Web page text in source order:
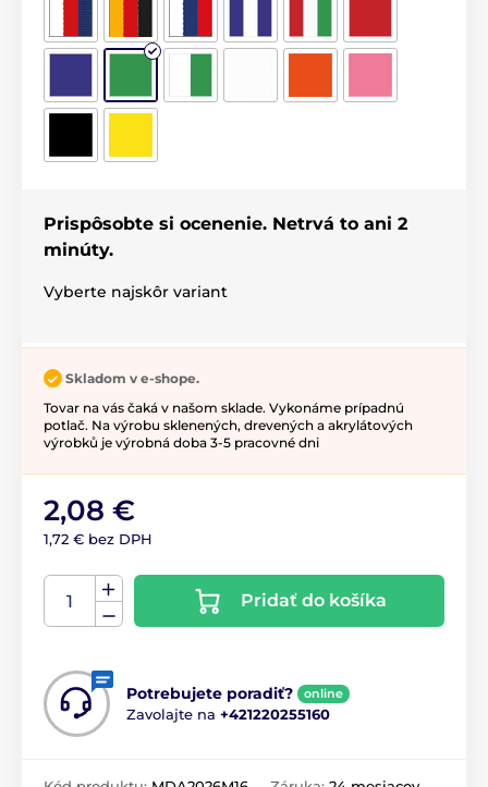
Prispôsobte si ocenenie. Netrvá to ani 2
minúty.
Vyberte najskôr variant
Skladom v e-shope.
Tovar na vás čaká v našom sklade. Vykonáme prípadnú
potlač. Na výrobu sklenených, drevených a akrylátových
výrobků je výrobná doba 3-5 pracovné dni
2,08 €
1,72 € bez DPH
Pridať do košíka
Potrebujete poradiť? online
Zavolajte na +421220255160